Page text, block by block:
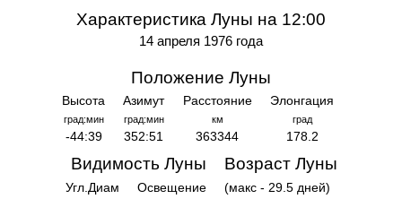
Характеристика Луны на 12:00
14 апреля 1976 года
Положение Луны
Высота
град:мин
-44:39
Азимут
град:мин
352:51
Расстояние
км
363344
Элонгация
град
178.2
Видимость Луны
Угл.Диам Освещение
Возраст Луны
(макс - 29.5 дней)